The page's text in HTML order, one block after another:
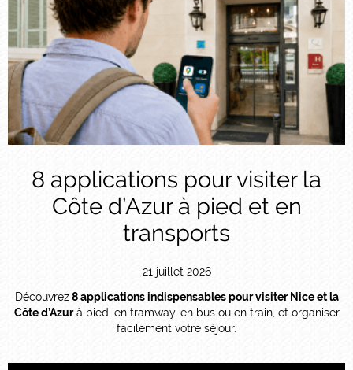
8 applications pour visiter la
Côte d’Azur à pied et en
transports
21 juillet 2026
Découvrez8 applications indispensables pour visiter Nice et la
Côte d’Azurà pied, en tramway, en bus ou en train, et organiser
facilement votre séjour.